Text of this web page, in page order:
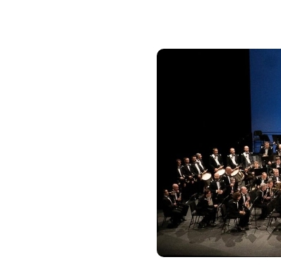
passionnée. Des
Pour découvrir Grâce
https://grace-au-
Pour découvrir Nexpro
https://